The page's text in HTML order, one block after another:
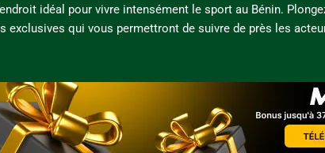
idéal pour vivre intensément le sport au Bénin.
exclusives qui vous permettront de suivre de près les